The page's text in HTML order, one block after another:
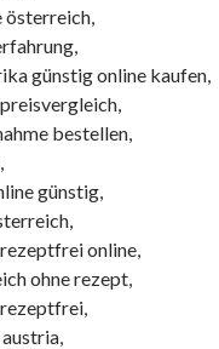
österreich,
günstig online kaufen,
bestellen,
günstig,
online,
ohne rezept,